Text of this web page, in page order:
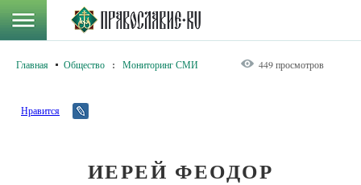
Главная Общество : Мониторинг СМИ 449 просмотров
Нравится
ИЕРЕЙ ФЕОДОР